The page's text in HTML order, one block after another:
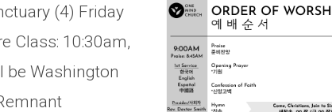
(4) Friday
Class: 10:30am,
be Washington